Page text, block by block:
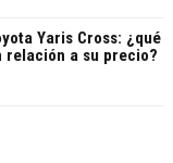
Yaris Cross: ¿qué
relación a su precio?